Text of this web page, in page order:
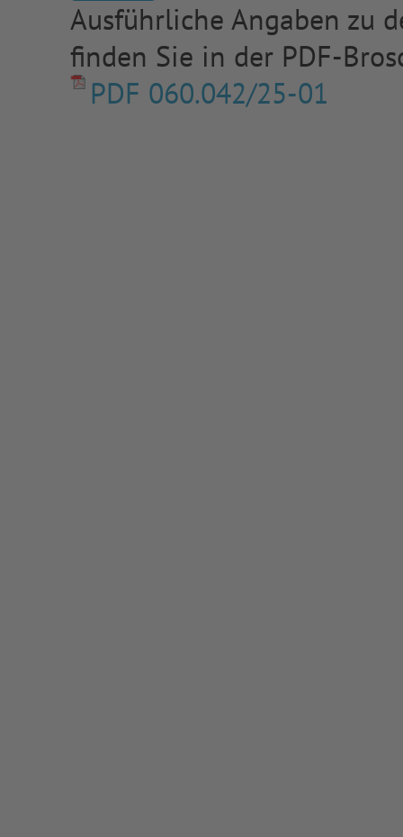
Ausführliche Angaben zu
finden Sie in der PDF-
PDF 060.042/25-01